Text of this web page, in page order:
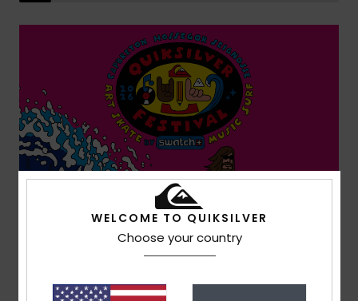
WELCOME TO QUIKSILVER
Choose your country